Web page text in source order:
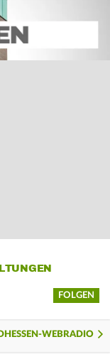
FOLGEN
WEBRADIO